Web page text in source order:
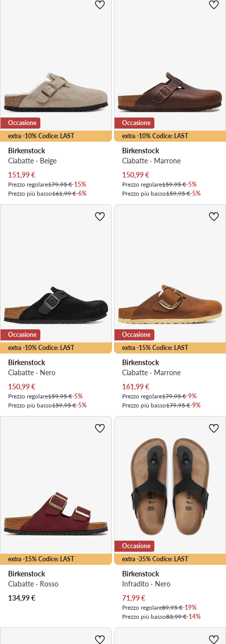
extra -10% Codice: LAST
Occasione
Birkenstock
Ciabatte · Beige
Prezzo attuale
151,99€
Prezzo regolare179,95 €-15%
Prezzo più basso161,99 €-6%
extra -10% Codice: LAST
Occasione
Birkenstock
Ciabatte · Marrone
Prezzo attuale
150,99€
Prezzo regolare159,95 €-5%
Prezzo più basso159,95 €-5%
extra -10% Codice: LAST
Occasione
Birkenstock
Ciabatte · Nero
Prezzo attuale
150,99€
Prezzo regolare159,95 €-5%
Prezzo più basso159,95 €-5%
extra -15% Codice: LAST
Occasione
Birkenstock
Ciabatte · Marrone
Prezzo attuale
161,99€
Prezzo regolare179,95 €-9%
Prezzo più basso179,95 €-9%
extra -15% Codice: LAST
Birkenstock
Ciabatte · Rosso
134,99€
extra -35% Codice: LAST
Occasione
Birkenstock
Infradito · Nero
Prezzo attuale
71,99€
Prezzo regolare89,95 €-19%
Prezzo più basso83,99 €-14%